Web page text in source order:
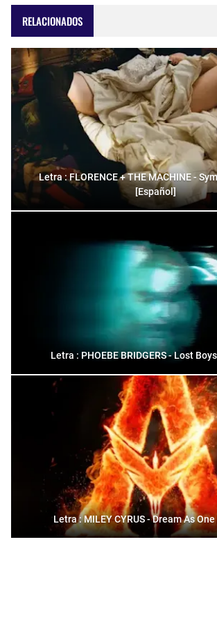
RELACIONADOS
Letra : FLORENCE + THE MACHINE -
[Español]
Letra : PHOEBE BRIDGERS - Lost
Letra : MILEY CYRUS - Dream As